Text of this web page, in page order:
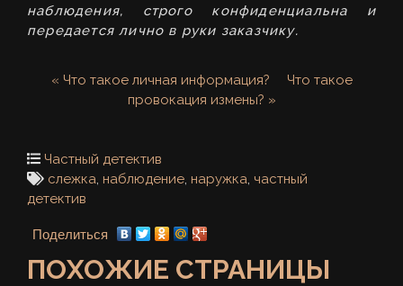
наблюдения, строго конфиденциальна и
передается лично в руки заказчику.
« Что такое личная информация?
Что такое
провокация измены? »
Частный детектив
слежка, наблюдение, наружка, частный
детектив
Поделиться
ПОХОЖИЕ СТРАНИЦЫ